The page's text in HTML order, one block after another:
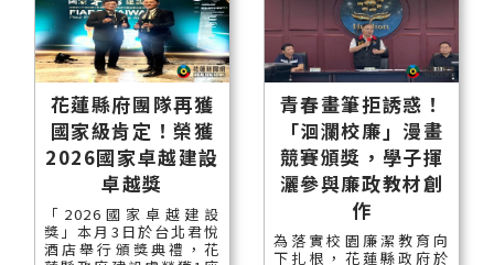
花蓮縣府團隊再獲
國家級肯定！榮獲
2026國家卓越建設
卓越獎
「2026國家卓越建設
獎」本月3日於台北君悅
酒店舉行頒獎典禮，花
青春畫筆拒誘惑！
「洄瀾校廉」漫畫
競賽頒獎，學子揮
灑參與廉政教材創
作
為落實校園廉潔教育向
下扎根，花蓮縣政府於